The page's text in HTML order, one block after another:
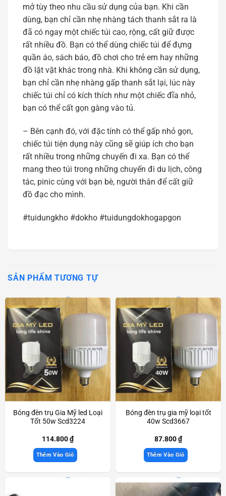
mở tùy theo nhu cầu sử dụng của bạn. Khi cần
dùng, bạn chỉ cần nhẹ nhàng tách thanh sắt ra là
đã có ngay một chiếc túi cao, rộng, cất giữ được
rất nhiều đồ. Bạn có thể dùng chiếc túi để đựng
quần áo, sách báo, đồ chơi cho trẻ em hay những
đồ lặt vặt khác trong nhà. Khi không cần sử dụng,
bạn chỉ cần nhẹ nhàng gấp thanh sắt lại, lúc này
chiếc túi chỉ có kích thích như một chiếc đĩa nhỏ,
bạn có thể cất gọn gàng vào tủ.
– Bên cạnh đó, với đặc tính có thể gấp nhỏ gọn,
chiếc túi tiện dụng này cũng sẽ giúp ích cho bạn
rất nhiều trong những chuyến đi xa. Bạn có thể
mang theo túi trong những chuyến đi du lịch, công
tác, pinic cùng với bạn bè, người thân để cất giữ
đồ đạc cho mình.
#tuidungkho #dokho #tuidungdokhogapgon
SẢN PHẨM TƯƠNG TỰ
Bóng đèn trụ Gia Mỹ led Loại
Tốt 50w Scd3224
114.800₫
Thêm Vào Giỏ
Bóng đèn trụ gia mỹ loại tốt
40w Scd3667
87.800₫
Thêm Vào Giỏ